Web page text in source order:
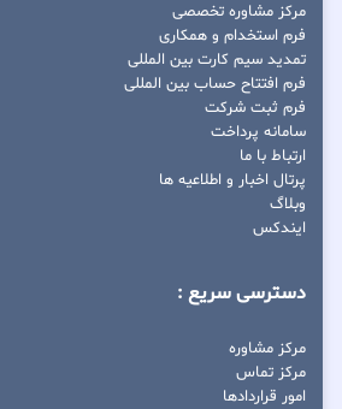
مرکز مشاوره تخصصی
فرم استخدام و همکاری
تمدید سیم کارت بین المللی
فرم افتتاح حساب بین المللی
فرم ثبت شرکت
سامانه پرداخت
ارتباط با ما
پرتال اخبار و اطلاعیه ها
وبلاگ
ایندکس
دسترسی سریع :
مرکز مشاوره
مرکز تماس
امور قراردادها